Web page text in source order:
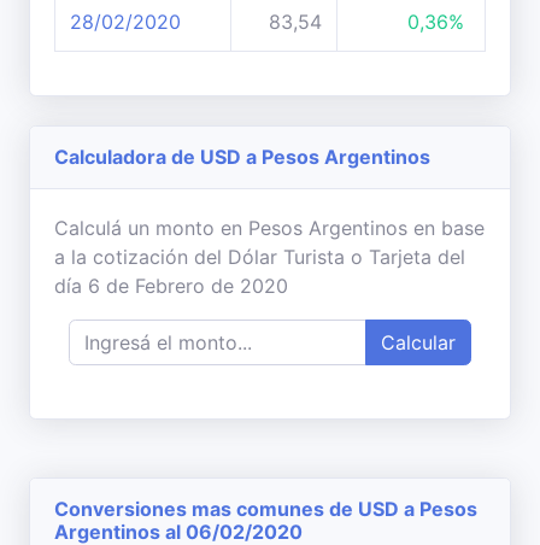
28/02/2020 83,54 0,36%
Calculadora de USD a Pesos Argentinos
Calculá un monto en Pesos Argentinos en base
a la cotización del Dólar Turista o Tarjeta del
día 6 de Febrero de 2020
Calcular
Conversiones mas comunes de USD a Pesos
Argentinos al 06/02/2020